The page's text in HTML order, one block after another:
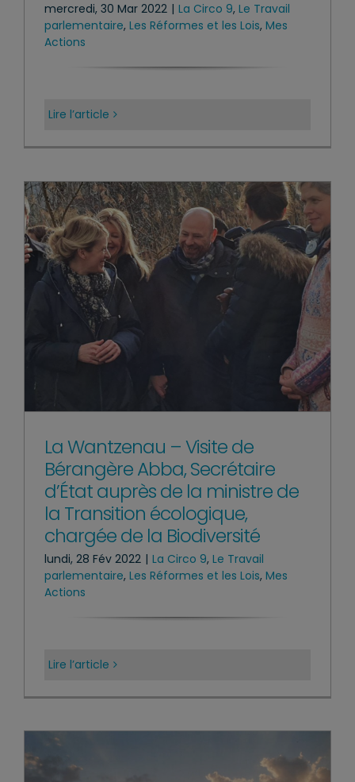
mercredi, 30 Mar 2022 | La Circo 9, Le Travail
parlementaire, Les Réformes et les Lois, Mes
Actions
Lire l’article
La Wantzenau – Visite de
Bérangère Abba, Secrétaire
d’État auprès de la ministre de
la Transition écologique,
chargée de la Biodiversité
lundi, 28 Fév 2022 | La Circo 9, Le Travail
parlementaire, Les Réformes et les Lois, Mes
Actions
Lire l’article